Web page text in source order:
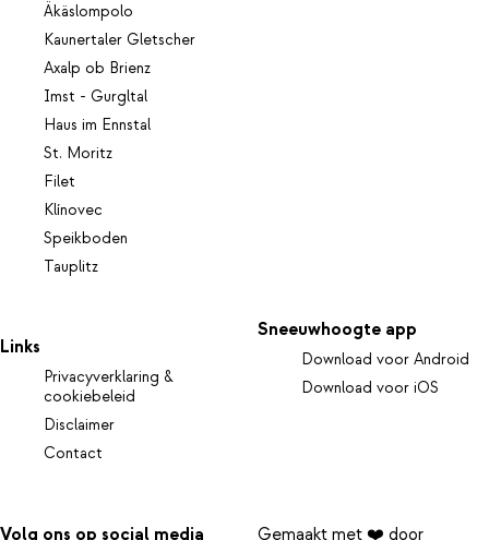
Äkäslompolo
Kaunertaler Gletscher
Axalp ob Brienz
Imst - Gurgltal
Haus im Ennstal
St. Moritz
Filet
Klínovec
Speikboden
Tauplitz
Links
Privacyverklaring &
cookiebeleid
Disclaimer
Contact
Sneeuwhoogte app
Download voor Android
Download voor iOS
Volg ons op social media Gemaakt met ❤️ door